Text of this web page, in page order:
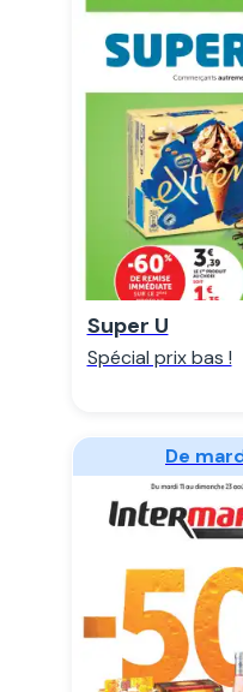
Regarder
Super U
Spécial prix bas !
Regarder